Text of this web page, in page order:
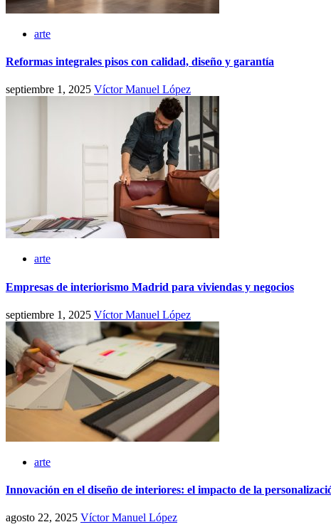
arte
Reformas integrales pisos con calidad, diseño y garantía
septiembre 1, 2025 Víctor Manuel López
arte
Empresas de interiorismo Madrid para viviendas y negocios
septiembre 1, 2025 Víctor Manuel López
arte
Innovación en el diseño de interiores: el impacto de la
agosto 22, 2025 Víctor Manuel López